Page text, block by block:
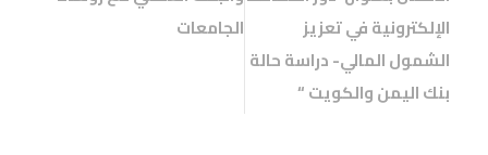
الجامعات
الإلكترونية في تعزيز
الشمول المالي- دراسة حالة
بنك اليمن والكويت “